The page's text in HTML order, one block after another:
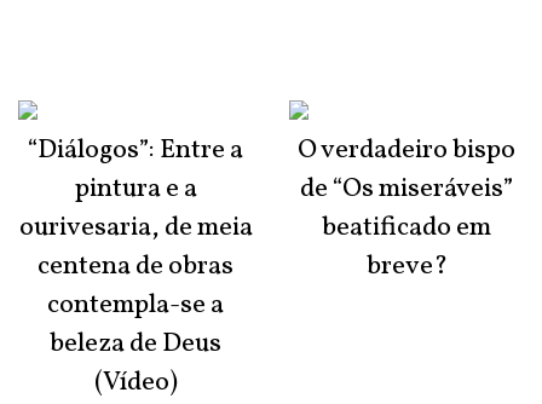
“Diálogos”: Entre a
pintura e a
ourivesaria, de meia
centena de obras
contempla-se a
beleza de Deus
(Vídeo)
O verdadeiro bispo
de “Os miseráveis”
beatificado em
breve?